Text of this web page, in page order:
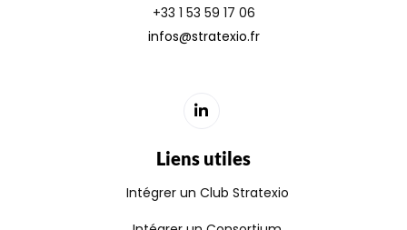
+33 1 53 59 17 06
infos@stratexio.fr
Liens utiles
Intégrer un Club Stratexio